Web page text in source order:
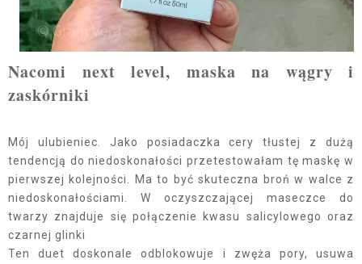
Nacomi next level, maska na wągry i
zaskórniki
Mój ulubieniec. Jako posiadaczka cery tłustej z dużą
tendencją do niedoskonałości przetestowałam tę maskę w
pierwszej kolejności. Ma to być skuteczna broń w walce z
niedoskonałościami. W oczyszczającej maseczce do
twarzy znajduje się połączenie kwasu salicylowego oraz
czarnej glinki
Ten duet doskonale odblokowuje i zwęża pory, usuwa